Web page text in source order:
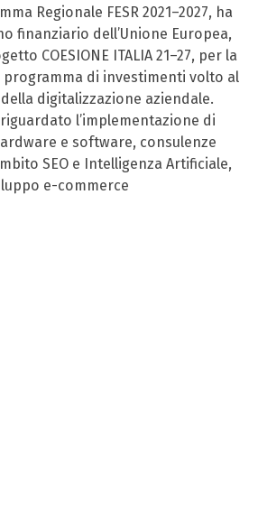
Regionale FESR 2021–2027, ha
finanziario dell’Unione Europea,
COESIONE ITALIA 21–27, per la
programma di investimenti volto al
digitalizzazione aziendale.
l’implementazione di
e software, consulenze
SEO e Intelligenza Artificiale,
e-commerce